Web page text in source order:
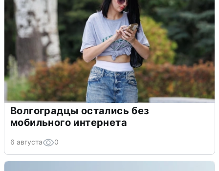
Волгоградцы остались без
мобильного интернета
6 августа 0